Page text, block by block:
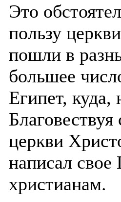
Это
пользу
пошли в
большее
Египет,
церкви
написал свое
христианам.